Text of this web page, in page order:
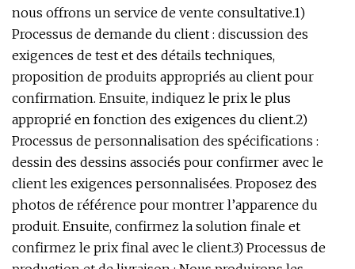
nous offrons un service de vente consultative.1)
Processus de demande du client : discussion des
exigences de test et des détails techniques,
proposition de produits appropriés au client pour
confirmation. Ensuite, indiquez le prix le plus
approprié en fonction des exigences du client.2)
Processus de personnalisation des spécifications :
dessin des dessins associés pour confirmer avec le
client les exigences personnalisées. Proposez des
photos de référence pour montrer l’apparence du
produit. Ensuite, confirmez la solution finale et
confirmez le prix final avec le client.3) Processus de